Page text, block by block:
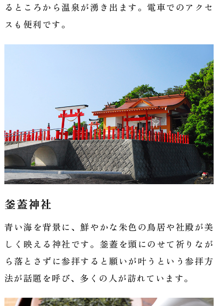
るところから温泉が湧き出ます。電車でのアクセ
スも便利です。
釜蓋神社
青い海を背景に、鮮やかな朱色の鳥居や社殿が美
しく映える神社です。釜蓋を頭にのせて祈りなが
ら落とさずに参拝すると願いが叶うという参拝方
法が話題を呼び、多くの人が訪れています。